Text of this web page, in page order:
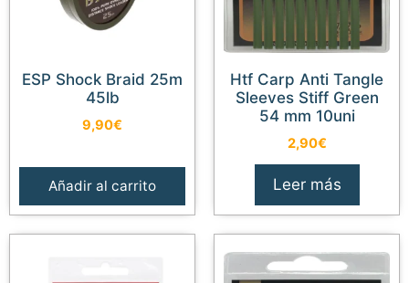
ESP Shock Braid 25m
45lb
9,90€
Añadir al carrito
Htf Carp Anti Tangle
Sleeves Stiff Green
54 mm 10uni
2,90€
Leer más